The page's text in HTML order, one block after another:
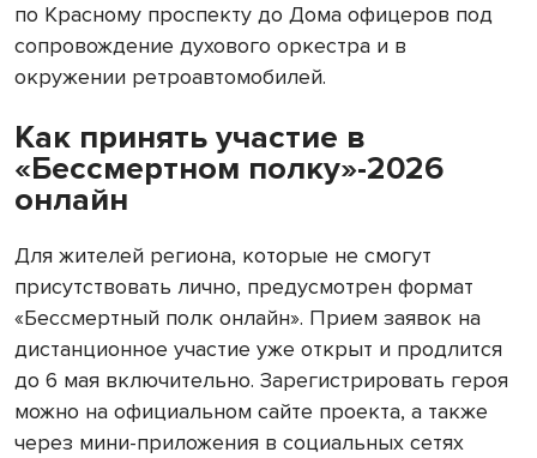
по Красному проспекту до Дома офицеров под
сопровождение духового оркестра и в
окружении ретроавтомобилей.
Как принять участие в
«Бессмертном полку»-2026
онлайн
Для жителей региона, которые не смогут
присутствовать лично, предусмотрен формат
«Бессмертный полк онлайн». Прием заявок на
дистанционное участие уже открыт и продлится
до 6 мая включительно. Зарегистрировать героя
можно на официальном сайте проекта, а также
через мини-приложения в социальных сетях